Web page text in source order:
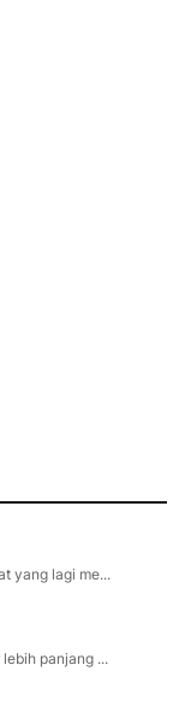
yang lagi me...
panjang ...